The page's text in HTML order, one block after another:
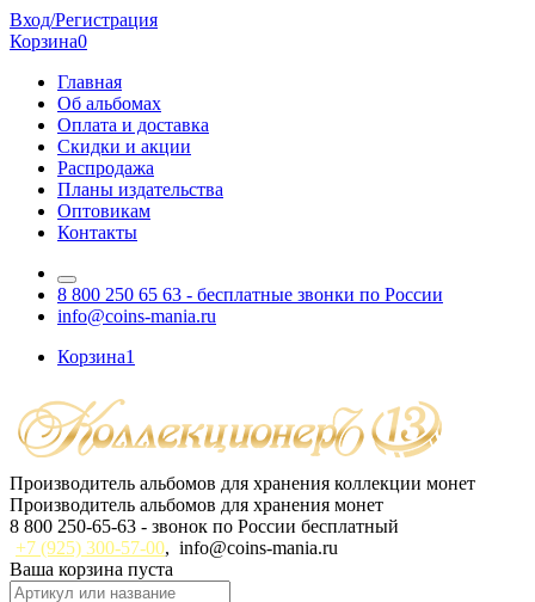
Вход/Регистрация
Корзина0
Главная
Об альбомах
Оплата и доставка
Скидки и акции
Распродажа
Планы издательства
Оптовикам
Контакты
8 800 250 65 63 - бесплатные звонки по России
info@coins-mania.ru
Корзина1
Производитель альбомов для хранения коллекции монет
Производитель альбомов для хранения монет
8 800 250-65-63 - звонок по России бесплатный
+7 (925) 300-57-00, info@coins-mania.ru
Ваша корзина пуста